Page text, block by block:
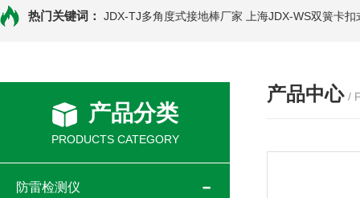
热门关键词： JDX-TJ多角度式接地棒厂家 上海JDX-WS双簧卡
产品分类
PRODUCTS CATEGORY
防雷检测仪
产品中心 /